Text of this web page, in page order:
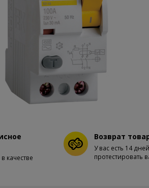
качестве
Возврат
У вас есть 14
протестировать